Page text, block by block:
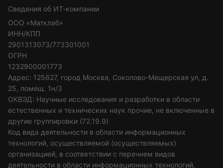
Сведения об ИТ-компании
ООО «Матклаб»
ИНН/КПП
2901313073/773301001
ОГРН
1232900001773
Адрес: 125627, город Москва, Соколово-Мещерская ул, д.
25, помещ. 1н/3
ОКВЭД: Научные исследования и разработки в области
естественных и технических наук прочие, не включенные в
другие группировки (72.19.9)
Код вида деятельности в области информационных
технологий, осуществляемой (осуществляемых)
организацией, в соответствии с перечнем видов
деятельности в области информационных технологий,